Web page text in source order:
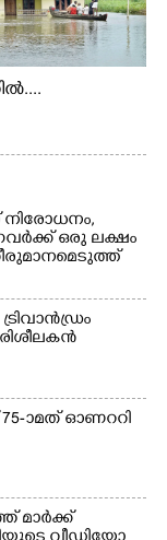
ഒരു ലക്ഷം
ാമത് ഓണററി
മാർക്ക്